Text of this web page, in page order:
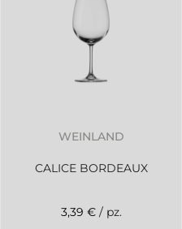
WEINLAND
CALICE BORDEAUX
3,39 € / pz.